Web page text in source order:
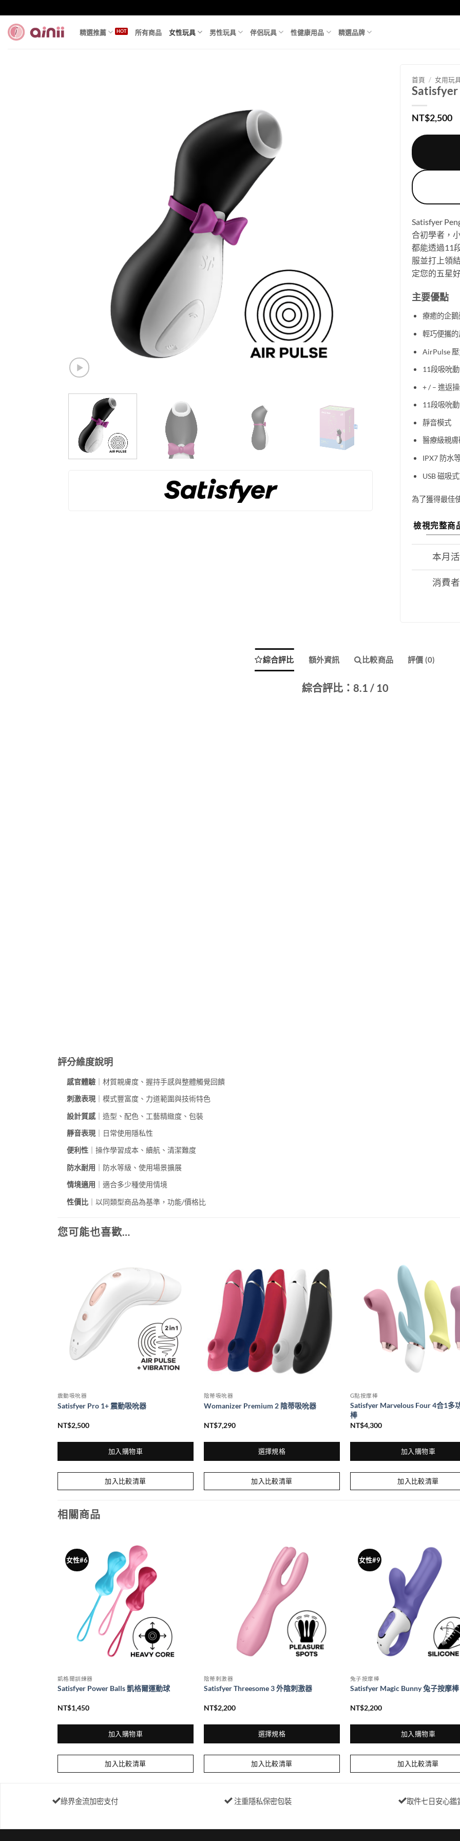
to
content
精選推薦 所有商品 女性玩具 男性玩具 伴侶玩具 性健康用品 精選品牌
首頁 / 女用玩
Satisfyer
NT$2,500
Satisfyer
合初學者，
都能透過11
服並打上領
定您的五星
主要優點
療癒的企鵝
輕巧便攜的
AirPulse
11段吸吮
+ / – 進返
11段吸吮
靜音模式
醫療級親膚
IPX7 防水
USB 磁吸
為了獲得最佳
檢視完整商
本月
消費
綜合評比 額外資訊 比較商品 評價 (0)
綜合評比：8.1 / 10
評分維度說明
感官體驗 ｜材質親膚度、握持手感與整體觸覺回饋
刺激表現 ｜模式豐富度、力道範圍與技術特色
設計質感｜造型、配色、工藝精緻度、包裝
靜音表現 ｜日常使用隱私性
便利性 ｜操作學習成本、續航、清潔難度
防水耐用 ｜防水等級、使用場景擴展
情境適用 ｜適合多少種使用情境
性價比 ｜以同類型商品為基準，功能/價格比
您可能也喜歡…
震動吸吮器
Satisfyer Pro 1+ 震動吸吮器
NT$2,500
加入購物車
加入比較清單
陰蒂吸吮器
Womanizer Premium 2 陰蒂吸吮器
NT$7,290
選擇規格
品
加入比較清單
G點按摩棒
Satisfyer Marvelous Four 4合1多
棒
NT$4,300
加入購物車
加入比較清單
相關商品
女性#6
凱格爾訓練器
Satisfyer Power Balls 凱格爾運動球
NT$1,450
加入購物車
加入比較清單
陰蒂刺激器
Satisfyer Threesome 3 外陰刺激器
NT$2,200
選擇規格
品
式。
加入比較清單
女性#9
兔子按摩棒
Satisfyer Magic Bunny 兔子按摩棒
NT$2,200
加入購物車
加入比較清單
綠界金流加密支付 注重隱私保密包裝 取件七日安心鑑